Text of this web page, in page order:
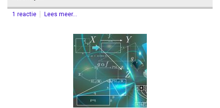
1 reactie Lees meer...